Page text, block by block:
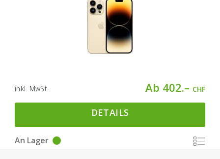
inkl. MwSt. Ab 402.– CHF
DETAILS
An Lager